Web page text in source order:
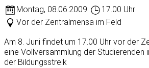
Montag, 08.06.2009
17.00 Uhr
Vor der Zentralmensa im Feld
Am 8. Juni findet um 17.00 Uhr vor der
eine Vollversammlung der Studierenden
der Bildungsstreik